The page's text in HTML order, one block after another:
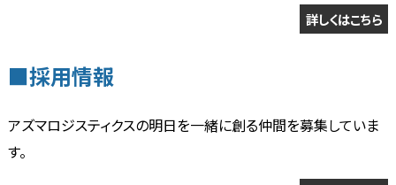
詳しくはこちら
■採用情報
アズマロジスティクスの明日を一緒に創る仲間を募集していま
す。